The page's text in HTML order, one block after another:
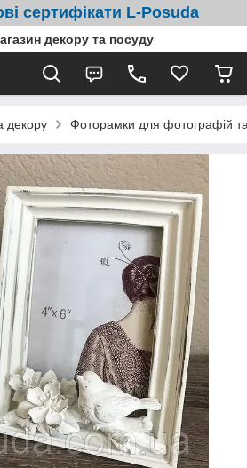
сертифікати L-Posuda
декору та посуду
декору Фоторамки для фотографій та